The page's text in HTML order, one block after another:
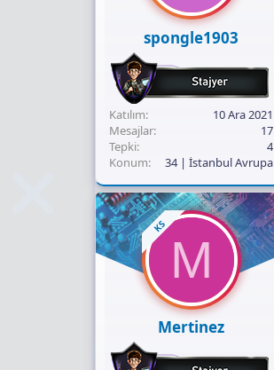
spongle1903
Katılım
10 Ara 2021
Mesajlar
17
Tepki
4
Konum
34 | İstanbul Avrupa
KS
M
Mertinez